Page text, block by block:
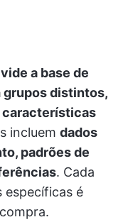
a base de
grupos distintos,
características
incluem dados
padrões de
. Cada
específicas é